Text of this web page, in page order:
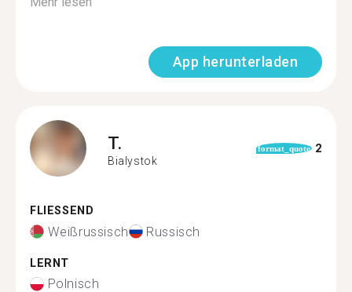
App herunterladen
T.
Bialystok
format_quote 2
FLIESSEND
Weißrussisch Russisch
LERNT
Polnisch